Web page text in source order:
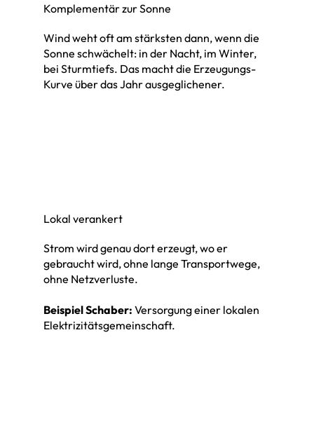
Komplementär zur Sonne
Wind weht oft am stärksten dann, wenn die
Sonne schwächelt: in der Nacht, im Winter,
bei Sturmtiefs. Das macht die Erzeugungs-
Kurve über das Jahr ausgeglichener.
Lokal verankert
Strom wird genau dort erzeugt, wo er
gebraucht wird, ohne lange Transportwege,
ohne Netzverluste.
Beispiel Schaber: Versorgung einer lokalen
Elektrizitätsgemeinschaft.